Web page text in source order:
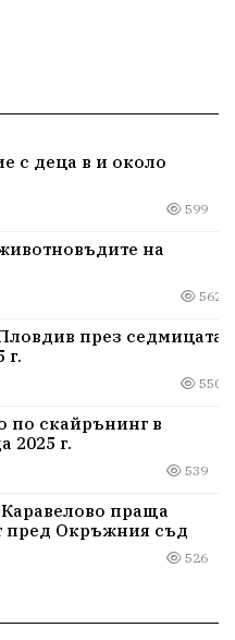
с деца в и около
599
на
562
през седмицата
г.
550
по скайрънинг в
2025 г.
539
праща
пред Окръжния съд
526